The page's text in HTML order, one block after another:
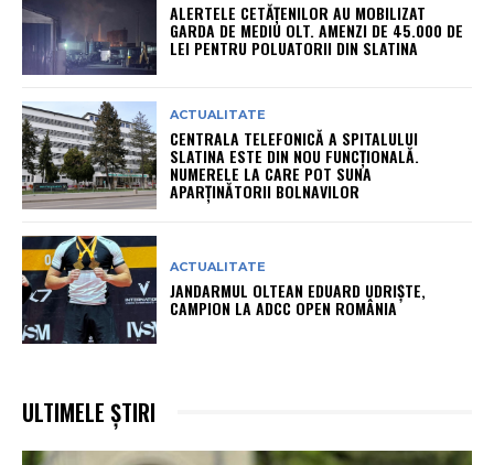
ALERTELE CETĂȚENILOR AU MOBILIZAT
GARDA DE MEDIU OLT. AMENZI DE 45.000 DE
LEI PENTRU POLUATORII DIN SLATINA
ACTUALITATE
CENTRALA TELEFONICĂ A SPITALULUI
SLATINA ESTE DIN NOU FUNCȚIONALĂ.
NUMERELE LA CARE POT SUNA
APARȚINĂTORII BOLNAVILOR
ACTUALITATE
JANDARMUL OLTEAN EDUARD UDRIȘTE,
CAMPION LA ADCC OPEN ROMÂNIA
ULTIMELE ȘTIRI